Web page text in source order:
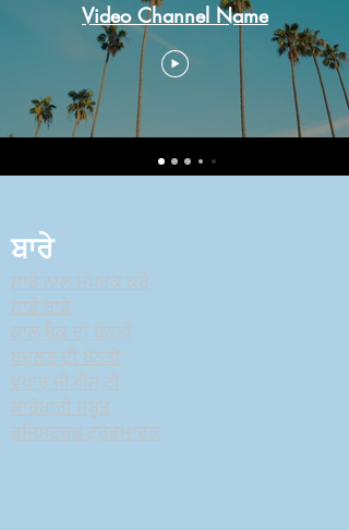
Video Channel Name
ਬਾਰੇ
ਸਾਡੇ ਨਾਲ ਸੰਪਰਕ ਕਰੋ
ਸਾਡੇ ਬਾਰੇ
ਕਾਲ ਬੈਕ ਦੀ ਬੇਨਤੀ
ਬਦਲਣ ਦੀ ਬੇਨਤੀ
ਵਪਾਰ ਜੀ.ਐੱਸ.ਟੀ
ਕਾਰੋਬਾਰੀ ਸਬੂਤ
ਰਜਿਸਟਰਡ ਟ੍ਰੇਡਮਾਰਕ